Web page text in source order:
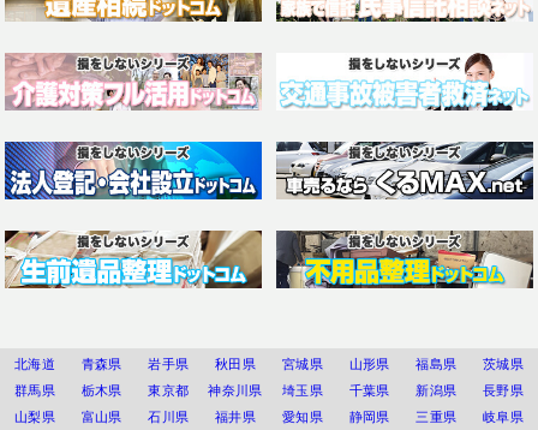
北海道 青森県 岩手県 秋田県 宮城県 山形県 福島県
茨城県
群馬県
栃木県 東京都 神奈川県 埼玉県 千葉県 新潟県
長野県
山梨県
富山県 石川県 福井県 愛知県 静岡県 三重県 岐阜県